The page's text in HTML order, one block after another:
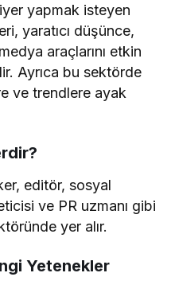
yapmak isteyen
yaratıcı düşünce,
araçlarını etkin
Ayrıca bu sektörde
ve trendlere ayak
editör, sosyal
ve PR uzmanı gibi
yer alır.
Yetenekler